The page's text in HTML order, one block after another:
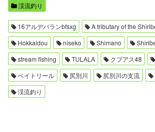
渓流釣り
16アルデバランbfsxg A tributary of the
Hokkaidou
niseko Shimano
stream fishing
TULALA クプアス48
ベイトリール
尻別川 尻別川の支流
渓流釣り